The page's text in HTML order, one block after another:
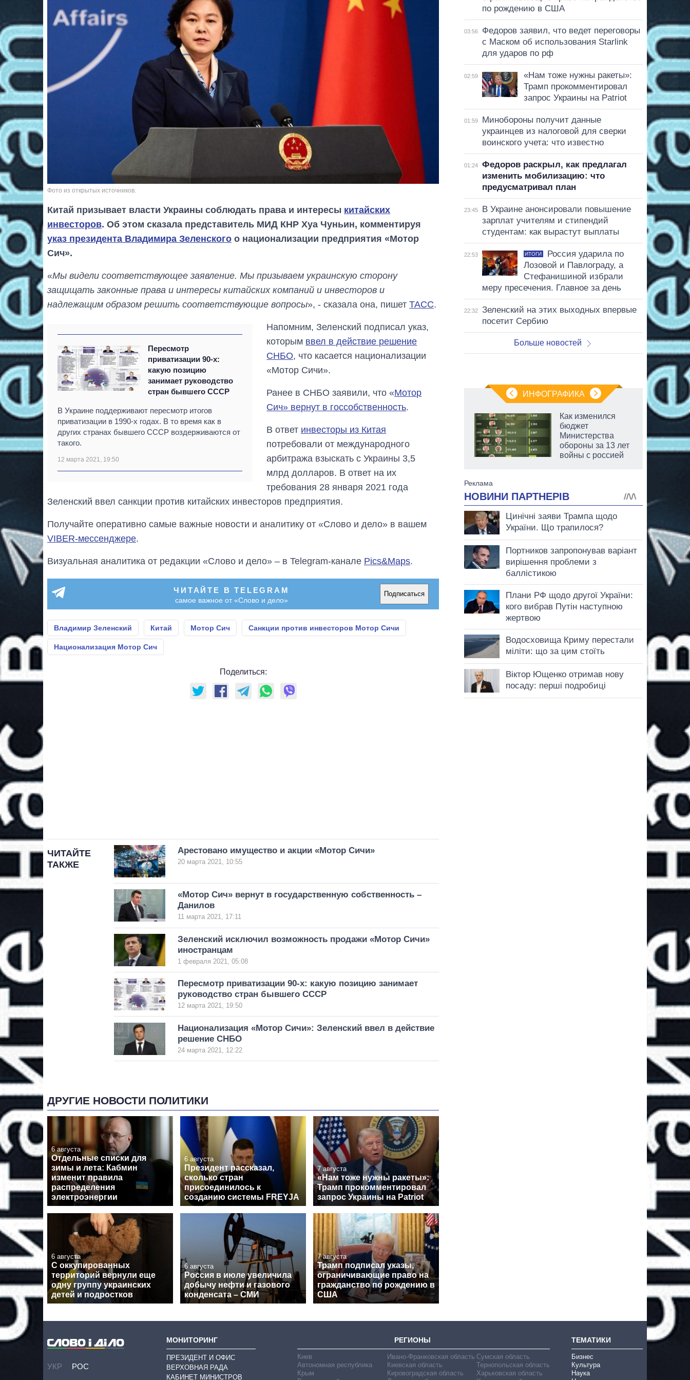
Фото из открытых источников.
Китай призывает власти Украины соблюдать права и интересы китайских
инвесторов. Об этом сказала представитель МИД КНР Хуа Чуньин, комментируя
указ президента Владимира Зеленского о национализации предприятия «Мотор
Сич».
«Мы видели соответствующее заявление. Мы призываем украинскую сторону
защищать законные права и интересы китайских компаний и инвесторов и
надлежащим образом решить соответствующие вопросы», - сказала она, пишет ТАСС.
Пересмотр
приватизации 90-х:
какую позицию
занимает руководство
стран бывшего СССР
В Украине поддерживают пересмотр итогов
приватизации в 1990-х годах. В то время как в
других странах бывшего СССР воздерживаются от
такого.
12 марта 2021, 19:50
Напомним, Зеленский подписал указ,
которым ввел в действие решение
СНБО, что касается национализации
«Мотор Сичи».
Ранее в СНБО заявили, что «Мотор
Сич» вернут в госсобственность.
В ответ инвесторы из Китая
потребовали от международного
арбитража взыскать с Украины 3,5
млрд долларов. В ответ на их
требования 28 января 2021 года
Зеленский ввел санкции против китайских инвесторов предприятия.
Получайте оперативно самые важные новости и аналитику от «Слово и дело» в вашем
VIBER-мессенджере.
Визуальная аналитика от редакции «Слово и дело» – в Telegram-канале Pics&Maps.
ЧИТАЙТЕ В TELEGRAM
самое важное от «Слово и дело»
Подписаться
Владимир Зеленский Китай Мотор Сич Санкции против инвесторов Мотор Сичи
Национализация Мотор Сич
Поделиться:
ЧИТАЙТЕ
ТАКЖЕ
Арестовано имущество и акции «Мотор Сичи»
20 марта 2021, 10:55
«Мотор Сич» вернут в государственную собственность –
Данилов
11 марта 2021, 17:11
Зеленский исключил возможность продажи «Мотор Сичи»
иностранцам
1 февраля 2021, 05:08
Пересмотр приватизации 90-х: какую позицию занимает
руководство стран бывшего СССР
12 марта 2021, 19:50
Национализация «Мотор Сичи»: Зеленский ввел в действие
решение СНБО
24 марта 2021, 12:22
ДРУГИЕ НОВОСТИ ПОЛИТИКИ
6 августа
Отдельные списки для
зимы и лета: Кабмин
изменит правила
распределения
электроэнергии
6 августа
Президент рассказал,
сколько стран
присоединилось к
созданию системы FREYJA
7 августа
«Нам тоже нужны ракеты»:
Трамп прокомментировал
запрос Украины на Patriot
6 августа
С оккупированных
территорий вернули еще
одну группу украинских
детей и подростков
6 августа
Россия в июле увеличила
добычу нефти и газового
конденсата – СМИ
7 августа
Трамп подписал указы,
ограничивающие право на
гражданство по рождению в
США
по рождению в США
03:56
Федоров заявил, что ведет переговоры
с Маском об использования Starlink
для ударов по рф
02:59
«Нам тоже нужны ракеты»:
Трамп прокомментировал
запрос Украины на Patriot
01:59
Минобороны получит данные
украинцев из налоговой для сверки
воинского учета: что известно
01:24
Федоров раскрыл, как предлагал
изменить мобилизацию: что
предусматривал план
23:45
В Украине анонсировали повышение
зарплат учителям и стипендий
студентам: как вырастут выплаты
22:53 ИТОГИ
Россия ударила по
Лозовой и Павлограду, а
Стефанишиной избрали
меру пресечения. Главное за день
22:32
Зеленский на этих выходных впервые
посетит Сербию
Больше новостей
ИНФОГРАФИКА
массированных
ударов по Украине
за лето: Киев и
область стали
главной целью рф
Как изменился
бюджет
Министерства
обороны за 13 лет
войны с россией
УКР РОС
МОНИТОРИНГ
ПРЕЗИДЕНТ И ОФИС
ВЕРХОВНАЯ РАДА
КАБИНЕТ МИНИСТРОВ
РЕГИОНЫ
Киев
Автономная республика
Крым
Ивано-Франковская область
Киевская область
Кировоградская область
Сумская область
Тернопольская область
Харьковская область
ТЕМАТИКИ
Бизнес
Культура
Наука